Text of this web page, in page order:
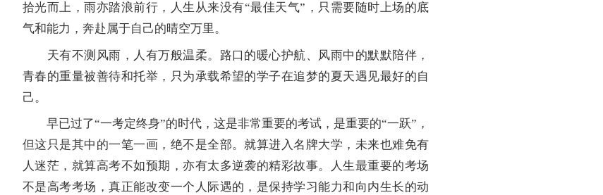
拾光而上，雨亦踏浪前行，人生从来没有“最佳天气”，只需要随时上场的底
气和能力，奔赴属于自己的晴空万里。
天有不测风雨，人有万般温柔。路口的暖心护航、风雨中的默默陪伴，
青春的重量被善待和托举，只为承载希望的学子在追梦的夏天遇见最好的自
己。
早已过了“一考定终身”的时代，这是非常重要的考试，是重要的“一跃”，
但这只是其中的一笔一画，绝不是全部。就算进入名牌大学，未来也难免有
人迷茫，就算高考不如预期，亦有太多逆袭的精彩故事。人生最重要的考场
不是高考考场，真正能改变一个人际遇的，是保持学习能力和向内生长的动